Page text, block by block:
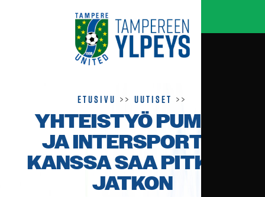
Etusivu >>Uutiset >>
YHTEISTYÖ PUMAN
JA INTERSPORTIN
KANSSA SAA PITKÄN
JATKON